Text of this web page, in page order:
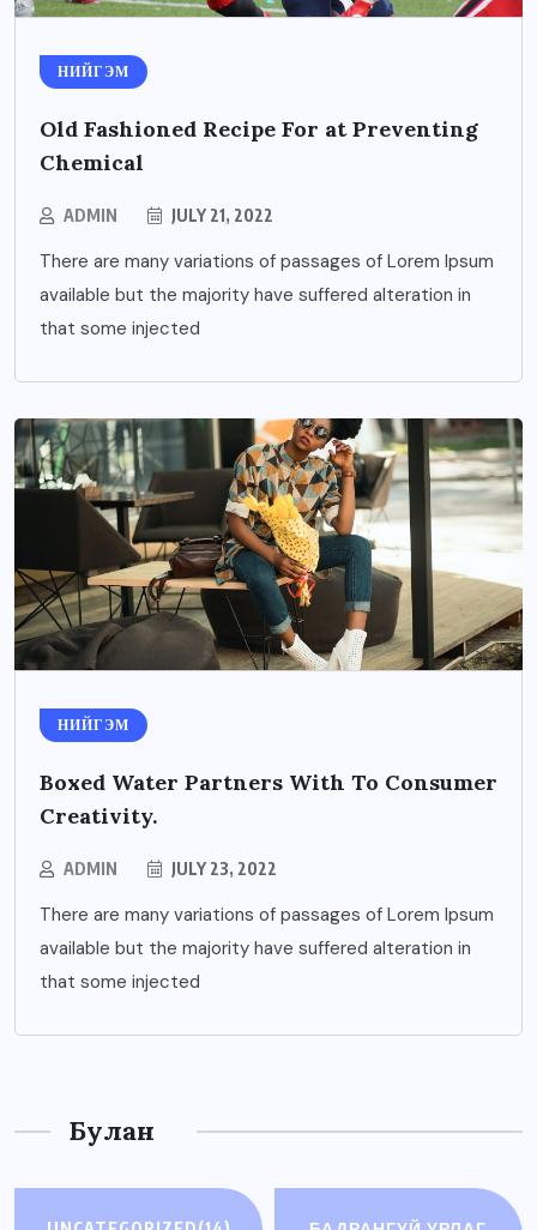
НИЙГЭМ
Old Fashioned Recipe For at Preventing
Chemical
ADMIN JULY 21, 2022
There are many variations of passages of Lorem Ipsum
available but the majority have suffered alteration in
that some injected
НИЙГЭМ
Boxed Water Partners With To Consumer
Creativity.
ADMIN JULY 23, 2022
There are many variations of passages of Lorem Ipsum
available but the majority have suffered alteration in
that some injected
Булан